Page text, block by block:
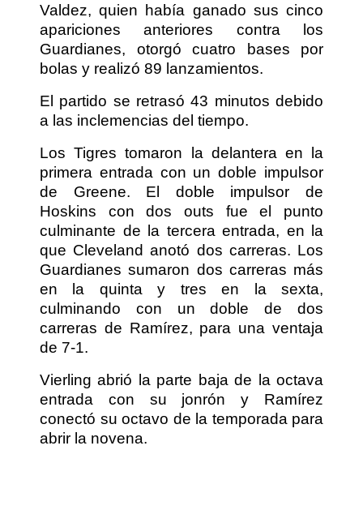
Valdez, quien había ganado sus cinco
apariciones anteriores contra los
Guardianes, otorgó cuatro bases por
bolas y realizó 89 lanzamientos.
El partido se retrasó 43 minutos debido
a las inclemencias del tiempo.
Los Tigres tomaron la delantera en la
primera entrada con un doble impulsor
de Greene. El doble impulsor de
Hoskins con dos outs fue el punto
culminante de la tercera entrada, en la
que Cleveland anotó dos carreras. Los
Guardianes sumaron dos carreras más
en la quinta y tres en la sexta,
culminando con un doble de dos
carreras de Ramírez, para una ventaja
de 7-1.
Vierling abrió la parte baja de la octava
entrada con su jonrón y Ramírez
conectó su octavo de la temporada para
abrir la novena.